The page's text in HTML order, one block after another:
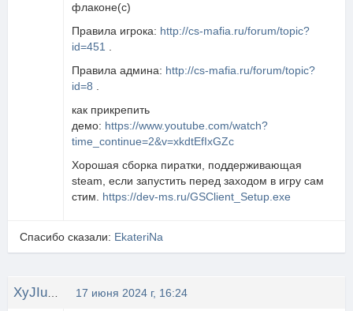
флаконе(с)
Правила игрока: http://cs-mafia.ru/forum/topic?
id=451
Правила админа: http://cs-mafia.ru/forum/topic?
id=8
как прикрепить
демо: https://www.youtube.com/watch?
time_continue=2&v=xkdtEfIxGZc
Хорошая сборка пиратки, поддерживающая
steam, если запустить перед заходом в игру сам
стим. https://dev-ms.ru/GSClient_Setup.exe
Спасибо сказали: EkateriNa
17 июня 2024 г, 16:24